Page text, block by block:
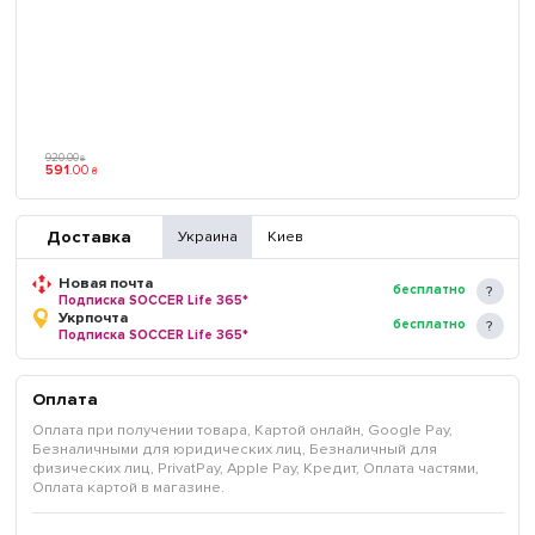
920.00 ₴
591. 00 ₴
Доставка Украина Киев
Новая почта
Подписка SOCCER Life 365*
бесплатно
Укрпочта
Подписка SOCCER Life 365*
бесплатно
Оплата
Оплата при получении товара, Картой онлайн, Google Pay,
Безналичными для юридических лиц, Безналичный для
физических лиц, PrivatPay, Apple Pay, Кредит, Оплата частями,
Оплата картой в магазине.